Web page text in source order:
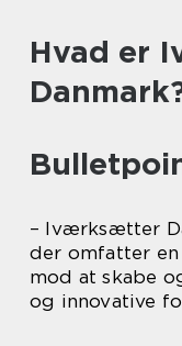
Hvad er
– Iværksætter
der omfatter
mod at skabe
og innovative